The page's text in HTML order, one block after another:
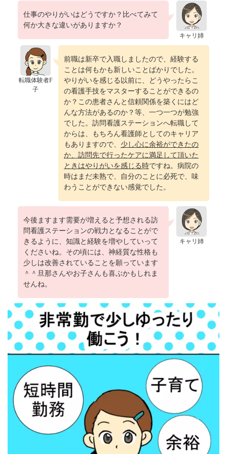
キャリ姉
仕事のやりがいはどうですか？比べてみて
何か大きな違いがありますか？
転職体験者F
子
前職は新卒で入職しましたので、経験する
ことは何もかも新しいことばかりでした。
やりがいを感じる以前に、どうやったらこ
の看護手技をマスターすることができるの
か？この患者さんと信頼関係を築くにはど
んな方法があるのか？等、一つ一つが勉強
でした。訪問看護ステーションへ転職して
からは、もちろん看護師としてのキャリア
もありますので、 少し心に余裕ができたの
か、訪問先で行ったケアに満足して頂いた
ときはやりがいを感じる時ですね。病院の
時はまだ未熟で、自分のことに必死で、味
わうことができない感覚でした。
キャリ姉
今後ますます需要が増えると予想される訪
問看護ステーションの戦力となることがで
きるように、知識と経験を増やしていって
くださいね。その頃には、神経質な性格も
少しは改善されていることを願っています
＾＾旦那さんやお子さんも喜ぶかもしれま
せんね。